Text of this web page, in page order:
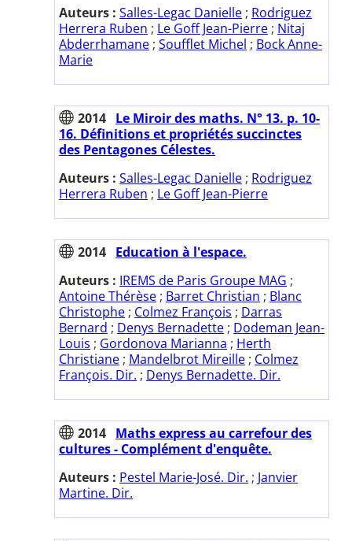
Auteurs : Salles-Legac Danielle ; Rodriguez
Herrera Ruben ; Le Goff Jean-Pierre ; Nitaj
Abderrhamane ; Soufflet Michel ; Bock Anne-
Marie
2014 Le Miroir des maths. N° 13. p. 10-
16. Définitions et propriétés succinctes
des Pentagones Célestes.
Auteurs : Salles-Legac Danielle ; Rodriguez
Herrera Ruben ; Le Goff Jean-Pierre
2014 Education à l'espace.
Auteurs : IREMS de Paris Groupe MAG ;
Antoine Thérèse ; Barret Christian ; Blanc
Christophe ; Colmez François ; Darras
Bernard ; Denys Bernadette ; Dodeman Jean-
Louis ; Gordonova Marianna ; Herth
Christiane ; Mandelbrot Mireille ; Colmez
François. Dir. ; Denys Bernadette. Dir.
2014 Maths express au carrefour des
cultures - Complément d'enquête.
Auteurs : Pestel Marie-José. Dir. ; Janvier
Martine. Dir.